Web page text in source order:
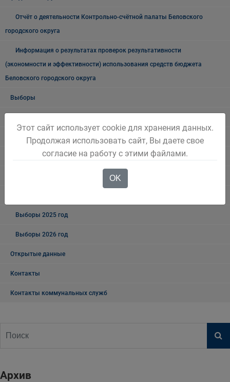
Отчёт о деятельности Контрольно-счётной палаты Беловского
городского округа
Информация о результатах проверок результативности
(экономности и эффективности) использования средств бюджета
Беловского городского округа
Выборы
Выборы - 2018
Выборы 2023 год
Выборы 2025 год
Выборы 2026 год
Открытые данные
Контакты
Контакты коммунальных служб
Архив
Этот сайт использует cookie для хранения данных.
Продолжая использовать сайт, Вы даете свое
согласие на работу с этими файлами.
OK